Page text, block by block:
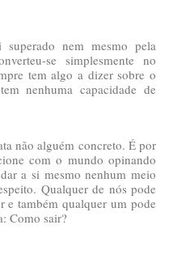
nem mesmo pela
se simplesmente no
tem algo a dizer sobre o
nenhuma capacidade de
não alguém concreto. É por
com o mundo opinando
a si mesmo nenhum meio
Qualquer de nós pode
e também qualquer um pode
Como sair?